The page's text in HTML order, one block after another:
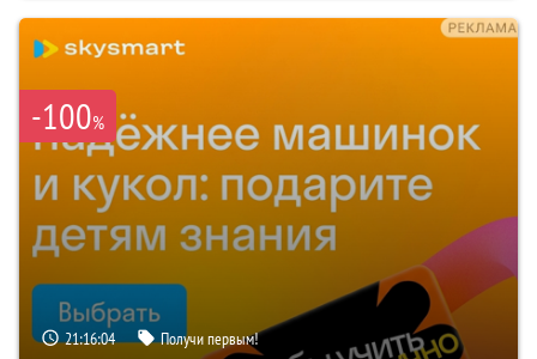
-100%
21:16:04 Получи первым!